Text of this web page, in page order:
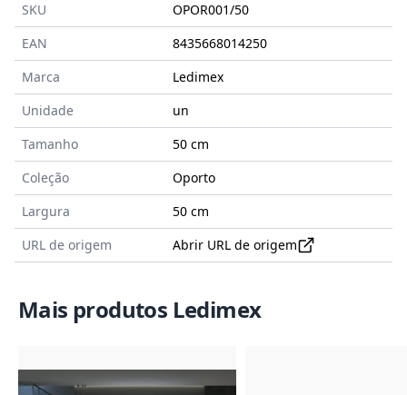
SKU
OPOR001/50
EAN
8435668014250
Marca
Ledimex
Unidade
un
Tamanho
50 cm
Coleção
Oporto
Largura
50 cm
URL de origem
Abrir URL de origem
Mais produtos Ledimex